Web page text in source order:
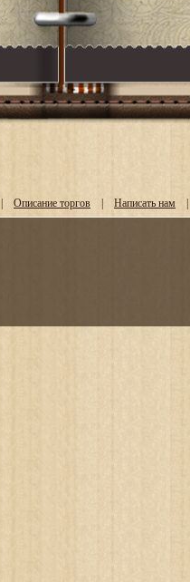
| Описание торгов | Написать нам |